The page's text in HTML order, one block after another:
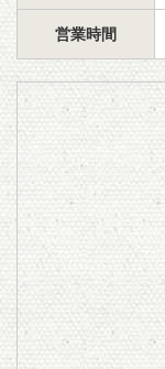
営業時間